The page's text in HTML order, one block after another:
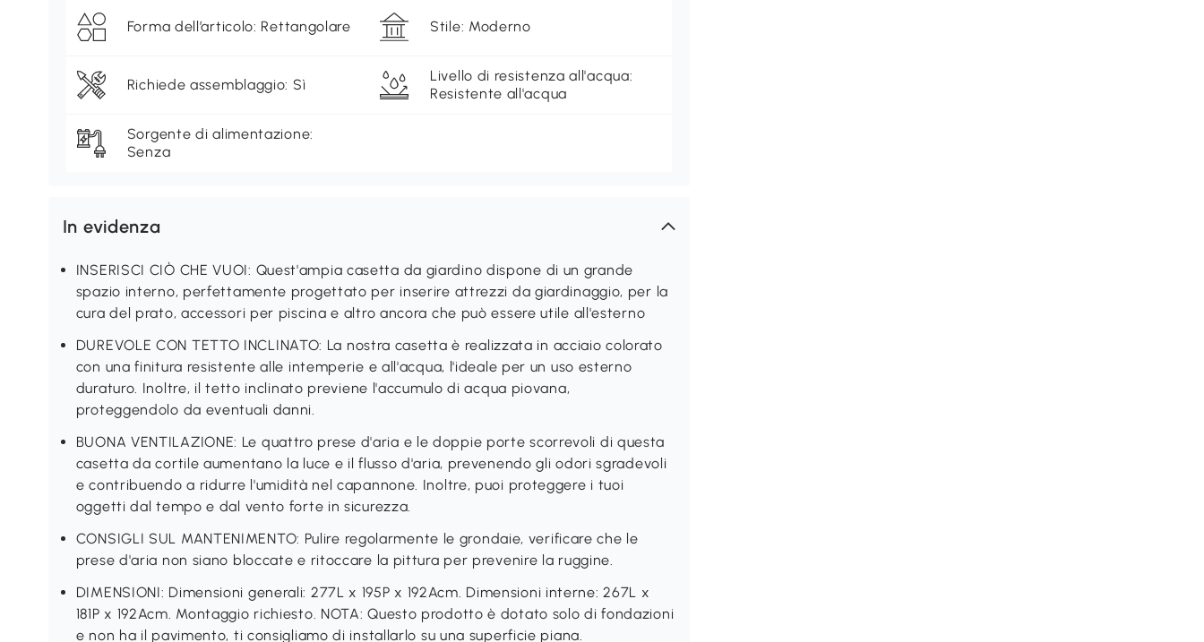
Forma dell’articolo: Rettangolare Stile: Moderno
Richiede assemblaggio: Sì
Livello di resistenza all'acqua:
Resistente all'acqua
Sorgente di alimentazione:
Senza
In evidenza
INSERISCI CIÒ CHE VUOI: Quest'ampia casetta da giardino dispone di un grande
spazio interno, perfettamente progettato per inserire attrezzi da giardinaggio, per la
cura del prato, accessori per piscina e altro ancora che può essere utile all'esterno
DUREVOLE CON TETTO INCLINATO: La nostra casetta è realizzata in acciaio colorato
con una finitura resistente alle intemperie e all'acqua, l'ideale per un uso esterno
duraturo. Inoltre, il tetto inclinato previene l'accumulo di acqua piovana,
proteggendolo da eventuali danni.
BUONA VENTILAZIONE: Le quattro prese d'aria e le doppie porte scorrevoli di questa
casetta da cortile aumentano la luce e il flusso d'aria, prevenendo gli odori sgradevoli
e contribuendo a ridurre l'umidità nel capannone. Inoltre, puoi proteggere i tuoi
oggetti dal tempo e dal vento forte in sicurezza.
CONSIGLI SUL MANTENIMENTO: Pulire regolarmente le grondaie, verificare che le
prese d'aria non siano bloccate e ritoccare la pittura per prevenire la ruggine.
DIMENSIONI: Dimensioni generali: 277L x 195P x 192Acm. Dimensioni interne: 267L x
181P x 192Acm. Montaggio richiesto. NOTA: Questo prodotto è dotato solo di fondazioni
e non ha il pavimento, ti consigliamo di installarlo su una superficie piana.